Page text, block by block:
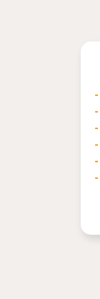
-
-
-
-
-
-